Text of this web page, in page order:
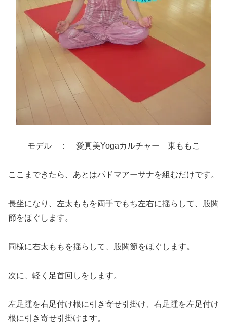
モデル ： 愛真美Yogaカルチャー 東ももこ
ここまできたら、あとはパドマアーサナを組むだけです。
長坐になり、左太ももを両手でもち左右に揺らして、股関
節をほぐします。
同様に右太ももを揺らして、股関節をほぐします。
次に、軽く足首回しをします。
左足踵を右足付け根に引き寄せ引掛け、右足踵を左足付け
根に引き寄せ引掛けます。